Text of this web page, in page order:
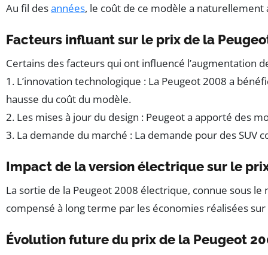
Au fil desannées, le coût de ce modèle a
Facteurs influant sur le prix de la
Certains des facteurs qui ont influencé l’augmentation
1. L’innovation technologique : La Peugeot 2008 a
hausse du coût du modèle.
2. Les mises à jour du design : Peugeot a apporté des
3. La demande du marché : La demande pour des
Impact de la version électrique sur le
La sortie de la Peugeot 2008 électrique, connue sous
compensé à long terme par les économies réalisées
Évolution future du prix de la Peugeot